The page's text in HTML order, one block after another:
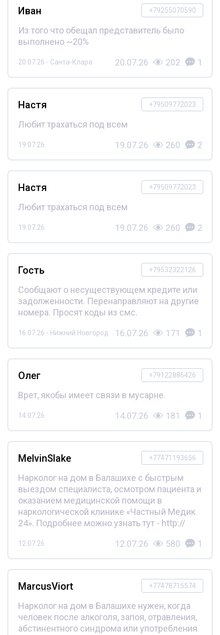
+79255070590
Иван
Из того что обещал представитель было
выполнено ~20%
20.07.26 - Санта-Клара 20.07.26 202 1
+79509772023
Настя
Любит трахаться под всем
19.07.26 19.07.26 260 2
+79509772023
Настя
Любит трахаться под всем
19.07.26 19.07.26 260 2
+79532322126
Гость
Сообщают о несуществующем кредите или
задолженности. Перенаправляют на другие
номера. Просят коды из смс.
16.07.26 - Нижний Новгород 16.07.26 171 1
+79122886426
Олег
Врет, якобы имеет связи в мусарне.
14.07.26 14.07.26 181 1
+77471193656
MelvinSlake
Нарколог на дом в Балашихе с быстрым
выездом специалиста, осмотром пациента и
оказанием медицинской помощи в
наркологической клинике «Частный Медик
24». Подробнее можно узнать тут - http://
12.07.26 12.07.26 580 1
+77478715574
MarcusViort
Нарколог на дом в Балашихе нужен, когда
человек после алкоголя, запоя, отравления,
абстинентного синдрома или употребления